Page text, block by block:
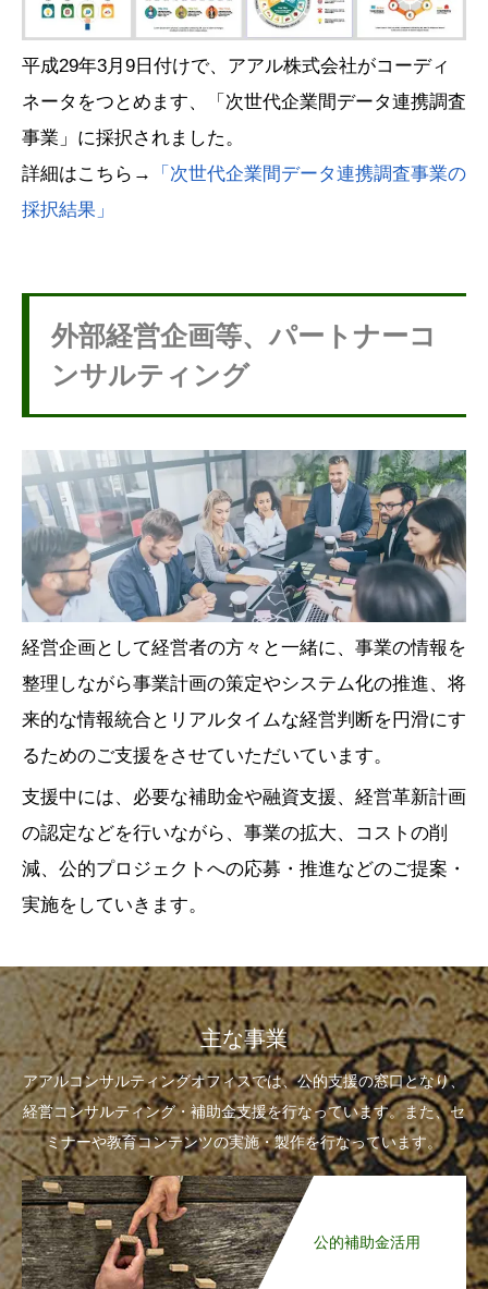
平成29年3月9日付けで、アアル株式会社がコーディ
ネータをつとめます、「次世代企業間データ連携調査
事業」に採択されました。
詳細はこちら→
「次世代企業間データ連携調査事業の
採択結果」
外部経営企画等、パートナーコ
ンサルティング
経営企画として経営者の方々と一緒に、事業の情報を
整理しながら事業計画の策定やシステム化の推進、将
来的な情報統合とリアルタイムな経営判断を円滑にす
るためのご支援をさせていただいています。
支援中には、必要な補助金や融資支援、経営革新計画
の認定などを行いながら、事業の拡大、コストの削
減、公的プロジェクトへの応募・推進などのご提案・
実施をしていきます。
主な事業
アアルコンサルティングオフィスでは、公的支援の窓口となり、
経営コンサルティング・補助金支援を行なっています。また、セ
ミナーや教育コンテンツの実施・製作を行なっています。
公的補助金活用